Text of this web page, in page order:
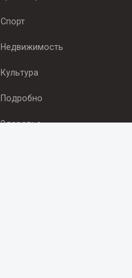
Спорт
Недвижимость
Культура
Подробно
Здоровье